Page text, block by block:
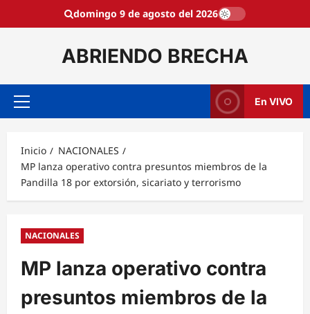
domingo 9 de agosto del 2026
ABRIENDO BRECHA
Menú
En VIVO
Inicio
NACIONALES
MP lanza operativo contra presuntos miembros de la
Pandilla 18 por extorsión, sicariato y terrorismo
NACIONALES
MP lanza operativo contra
presuntos miembros de la